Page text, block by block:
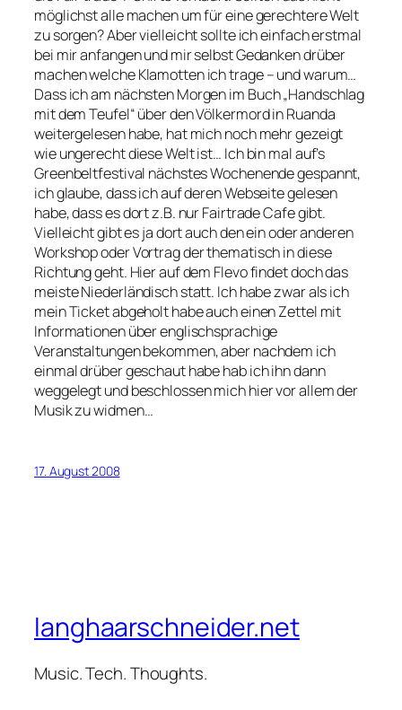
möglichst alle machen um für eine gerechtere Welt
zu sorgen? Aber vielleicht sollte ich einfach erstmal
bei mir anfangen und mir selbst Gedanken drüber
machen welche Klamotten ich trage – und warum…
Dass ich am nächsten Morgen im Buch „Handschlag
mit dem Teufel“ über den Völkermord in Ruanda
weitergelesen habe, hat mich noch mehr gezeigt
wie ungerecht diese Welt ist… Ich bin mal auf’s
Greenbeltfestival nächstes Wochenende gespannt,
ich glaube, dass ich auf deren Webseite gelesen
habe, dass es dort z.B. nur Fairtrade Cafe gibt.
Vielleicht gibt es ja dort auch den ein oder anderen
Workshop oder Vortrag der thematisch in diese
Richtung geht. Hier auf dem Flevo findet doch das
meiste Niederländisch statt. Ich habe zwar als ich
mein Ticket abgeholt habe auch einen Zettel mit
Informationen über englischsprachige
Veranstaltungen bekommen, aber nachdem ich
einmal drüber geschaut habe hab ich ihn dann
weggelegt und beschlossen mich hier vor allem der
Musik zu widmen…
17. August 2008
langhaarschneider.net
Music. Tech. Thoughts.